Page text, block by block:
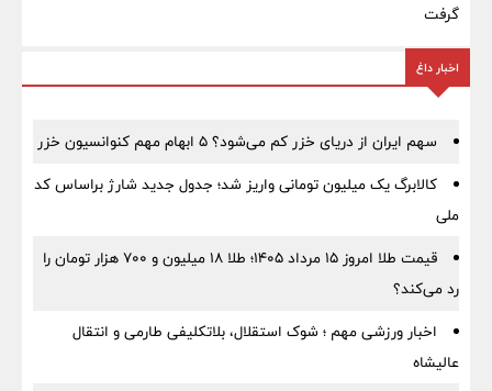
گرفت
اخبار داغ
سهم ایران از دریای خزر کم می‌شود؟ ۵ ابهام مهم کنوانسیون خزر
کالابرگ یک میلیون تومانی واریز شد؛ جدول جدید شارژ براساس کد
ملی
قیمت طلا امروز ۱۵ مرداد ۱۴۰۵؛ طلا ۱۸ میلیون و ۷۰۰ هزار تومان را
رد می‌کند؟
اخبار ورزشی مهم ؛ شوک استقلال، بلاتکلیفی طارمی و انتقال
عالیشاه